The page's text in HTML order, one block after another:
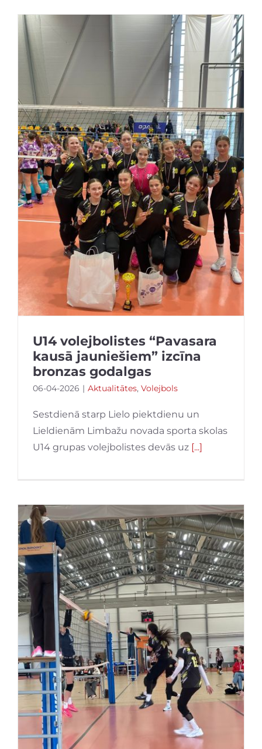
U14 volejbolistes “Pavasara
kausā jauniešiem” izcīna
bronzas godalgas
06-04-2026 | Aktualitātes, Volejbols
Sestdienā starp Lielo piektdienu un
Lieldienām Limbažu novada sporta skolas
U14 grupas volejbolistes devās uz [...]